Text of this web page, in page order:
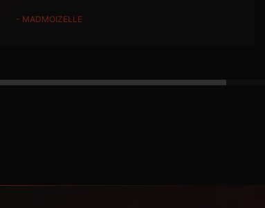
- MADMOIZELLE